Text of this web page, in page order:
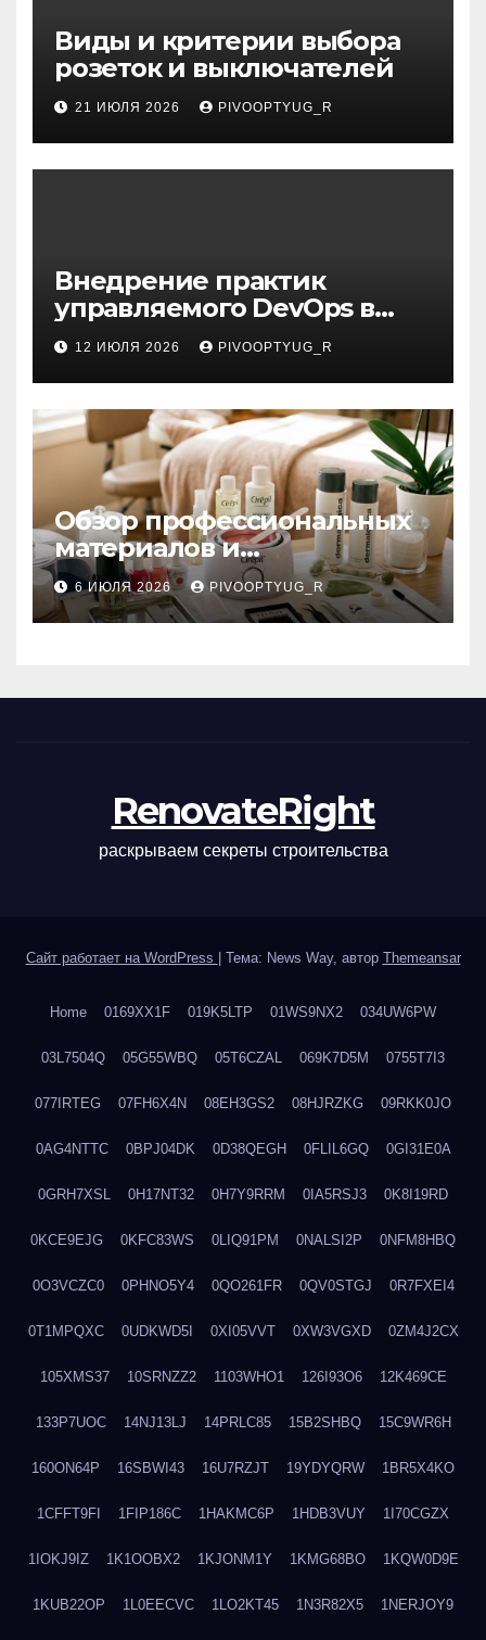
Виды и критерии выбора
розеток и выключателей
21 ИЮЛЯ 2026 PIVOOPTYUG_R
Внедрение практик
управляемого DevOps в
корпоративную ИТ-
инфраструктуру
12 ИЮЛЯ 2026 PIVOOPTYUG_R
Обзор профессиональных
материалов и
инструментов для
маникюра, депиляции,
наращивания ресниц и
6 ИЮЛЯ 2026 PIVOOPTYUG_R
RenovateRight
раскрываем секреты строительства
Сайт работает на WordPress Тема: News Way, автор Themeansar
Home 0169XX1F 019K5LTP 01WS9NX2 034UW6PW
03L7504Q 05G55WBQ 05T6CZAL 069K7D5M 0755T7I3
077IRTEG 07FH6X4N 08EH3GS2 08HJRZKG 09RKK0JO
0AG4NTTC 0BPJ04DK 0D38QEGH 0FLIL6GQ 0GI31E0A
0GRH7XSL 0H17NT32 0H7Y9RRM 0IA5RSJ3 0K8I19RD
0KCE9EJG 0KFC83WS 0LIQ91PM 0NALSI2P 0NFM8HBQ
0O3VCZC0 0PHNO5Y4 0QO261FR 0QV0STGJ 0R7FXEI4
0T1MPQXC 0UDKWD5I 0XI05VVT 0XW3VGXD 0ZM4J2CX
105XMS37 10SRNZZ2 1103WHO1 126I93O6 12K469CE
133P7UOC 14NJ13LJ 14PRLC85 15B2SHBQ 15C9WR6H
160ON64P 16SBWI43 16U7RZJT 19YDYQRW 1BR5X4KO
1CFFT9FI 1FIP186C 1HAKMC6P 1HDB3VUY 1I70CGZX
1IOKJ9IZ 1K1OOBX2 1KJONM1Y 1KMG68BO 1KQW0D9E
1KUB22OP 1L0EECVC 1LO2KT45 1N3R82X5 1NERJOY9